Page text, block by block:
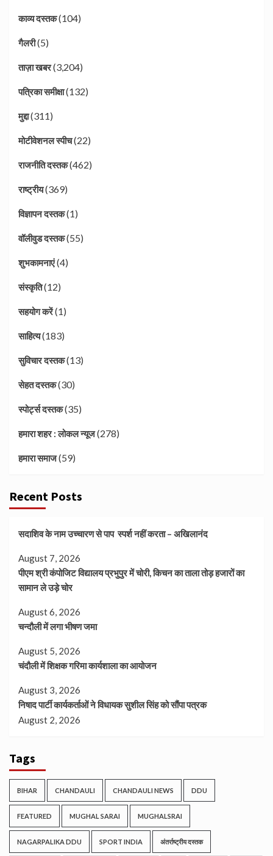
काव्य दस्तक(104)
गैलरी(5)
ताज़ा खबर(3,204)
पत्रिका समीक्षा(132)
मुद्दा(311)
मोटीवेशनल स्पीच(22)
राजनीति दस्तक(462)
राष्ट्रीय(369)
विज्ञापन दस्तक(1)
वॉलीवुड दस्तक(55)
शुभकामनाएं(4)
संस्कृति(12)
सहयोग करें(1)
साहित्य(183)
सुविचार दस्तक(13)
सेहत दस्तक(30)
स्पोर्ट्स दस्तक(35)
हमारा शहर : लोकल न्यूज(278)
हमारा समाज(59)
Recent Posts
सदाशिव के नाम उच्चारण से पाप स्पर्श नहीं करता – अखिलानंद
August 7, 2026
पीएम श्री कंपोजिट विद्यालय प्रभुपुर में चोरी, किचन का ताला तोड़ हजारों का
सामान ले उड़े चोर
August 6, 2026
चन्दौली में लगा भीषण जमा
August 5, 2026
चंदौली में शिक्षक गरिमा कार्यशाला का आयोजन
August 3, 2026
निषाद पार्टी कार्यकर्ताओं ने विधायक सुशील सिंह को सौंपा पत्रक
August 2, 2026
Tags
BIHAR CHANDAULI CHANDAULI NEWS DDU
FEATURED MUGHAL SARAI MUGHALSRAI
NAGARPALIKA DDU SPORT INDIA अंतर्राष्ट्रीय दस्तक